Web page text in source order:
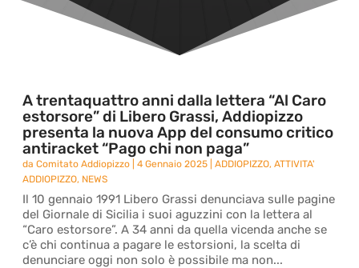
A trentaquattro anni dalla lettera “Al Caro
estorsore” di Libero Grassi, Addiopizzo
presenta la nuova App del consumo critico
antiracket “Pago chi non paga”
daComitato Addiopizzo |4 Gennaio 2025 |ADDIOPIZZO,ATTIVITA'
ADDIOPIZZO, NEWS
Il 10 gennaio 1991 Libero Grassi denunciava sulle pagine
del Giornale di Sicilia i suoi aguzzini con la lettera al
“Caro estorsore”. A 34 anni da quella vicenda anche se
c’è chi continua a pagare le estorsioni, la scelta di
denunciare oggi non solo è possibile ma non...